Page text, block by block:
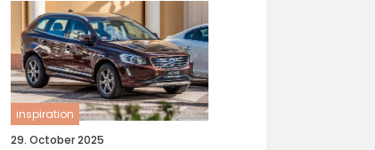
inspiration
29. October 2025